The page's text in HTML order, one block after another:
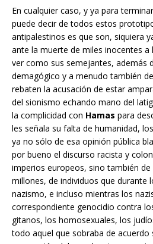
En cualquier caso, y ya para
puede decir de todos estos
antipalestinos es que son, siquiera
ante la muerte de miles inocentes a
ver como sus semejantes, además
demagógico y a menudo también
rebaten la acusación de estar
del sionismo echando mano del
la complicidad con Hamas para
les señala su falta de humanidad,
ya no sólo de esa opinión pública
por bueno el discurso racista y
imperios europeos, sino también
millones, de individuos que durante
nazismo, e incluso mientras los
correspondiente genocidio contra
gitanos, los homosexuales, los
todo aquel que sobraba de acuerdo